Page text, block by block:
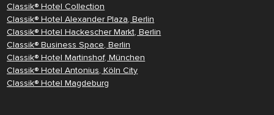
Classik® Hotel Collection
Classik® Hotel Alexander Plaza, Berlin
Classik® Hotel Hackescher Markt, Berlin
Classik® Business Space, Berlin
Classik® Hotel Martinshof, München
Classik® Hotel Antonius, Köln City
Classik® Hotel Magdeburg